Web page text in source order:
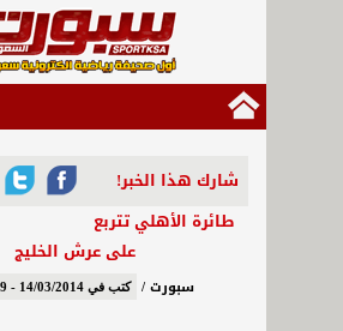
شارك هذا الخبر!
طائرة الأهلي تتربع
على عرش الخليج
سبورت / كتب في 14/03/2014 - 10:19 م